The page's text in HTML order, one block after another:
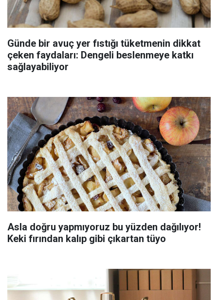
Günde bir avuç yer fıstığı tüketmenin dikkat
çeken faydaları: Dengeli beslenmeye katkı
sağlayabiliyor
Asla doğru yapmıyoruz bu yüzden dağılıyor!
Keki fırından kalıp gibi çıkartan tüyo